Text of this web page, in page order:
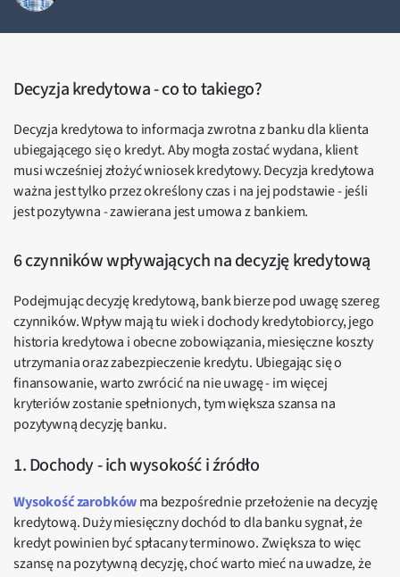
Decyzja kredytowa - co to takiego?
Decyzja kredytowa to informacja zwrotna z banku dla klienta
ubiegającego się o kredyt. Aby mogła zostać wydana, klient
musi wcześniej złożyć wniosek kredytowy. Decyzja kredytowa
ważna jest tylko przez określony czas i na jej podstawie - jeśli
jest pozytywna - zawierana jest umowa z bankiem.
6 czynników wpływających na decyzję kredytową
Podejmując decyzję kredytową, bank bierze pod uwagę szereg
czynników. Wpływ mają tu wiek i dochody kredytobiorcy, jego
historia kredytowa i obecne zobowiązania, miesięczne koszty
utrzymania oraz zabezpieczenie kredytu. Ubiegając się o
finansowanie, warto zwrócić na nie uwagę - im więcej
kryteriów zostanie spełnionych, tym większa szansa na
pozytywną decyzję banku.
1. Dochody - ich wysokość i źródło
Wysokość zarobkówma bezpośrednie przełożenie na decyzję
kredytową. Duży miesięczny dochód to dla banku sygnał, że
kredyt powinien być spłacany terminowo. Zwiększa to więc
szansę na pozytywną decyzję, choć warto mieć na uwadze, że